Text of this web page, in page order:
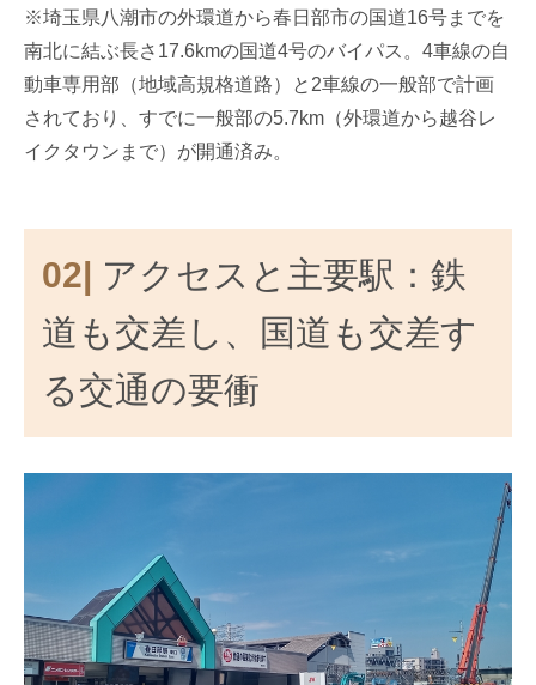
※埼玉県八潮市の外環道から春日部市の国道16号までを
南北に結ぶ長さ17.6kmの国道4号のバイパス。4車線の自
動車専用部（地域高規格道路）と2車線の一般部で計画
されており、すでに一般部の5.7km（外環道から越谷レ
イクタウンまで）が開通済み。
02| アクセスと主要駅：鉄
道も交差し、国道も交差す
る交通の要衝